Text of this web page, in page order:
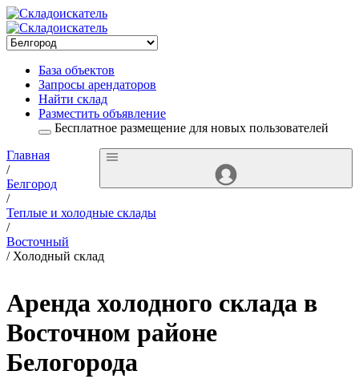
База объектов
Запросы арендаторов
Найти склад
Разместить объявление
Бесплатное размещение для новых пользователей
Главная
/
Белгород
/
Теплые и холодные склады
/
Восточный
/ Холодный склад
Аренда холодного склада в
Восточном районе
Белогорода